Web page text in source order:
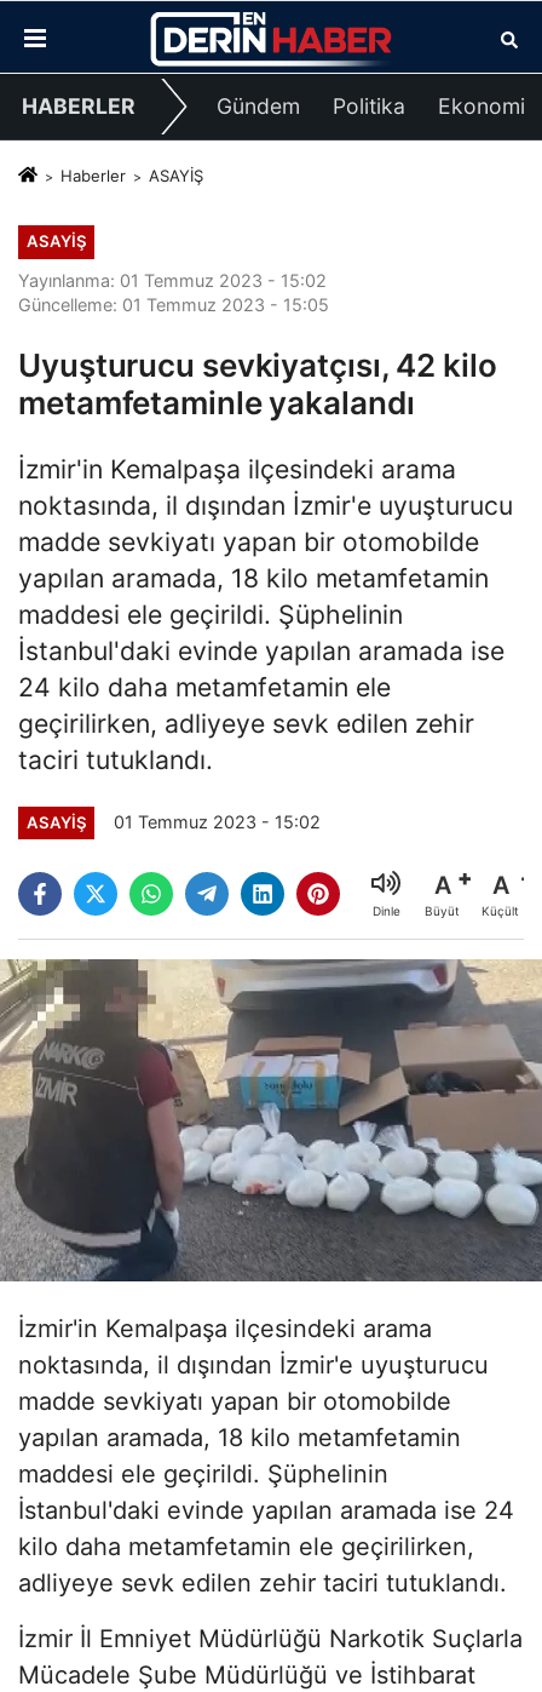
HABERLER Gündem Politika Ekonomi
Haberler ASAYİŞ
ASAYİŞ
Yayınlanma: 01 Temmuz 2023 - 15:02
Güncelleme: 01 Temmuz 2023 - 15:05
Uyuşturucu sevkiyatçısı, 42 kilo
metamfetaminle yakalandı
İzmir'in Kemalpaşa ilçesindeki arama
noktasında, il dışından İzmir'e uyuşturucu
madde sevkiyatı yapan bir otomobilde
yapılan aramada, 18 kilo metamfetamin
maddesi ele geçirildi. Şüphelinin
İstanbul'daki evinde yapılan aramada ise
24 kilo daha metamfetamin ele
geçirilirken, adliyeye sevk edilen zehir
taciri tutuklandı.
ASAYİŞ 01 Temmuz 2023 - 15:02
Dinle
A
Büyüt
A
Küçült
İzmir'in Kemalpaşa ilçesindeki arama
noktasında, il dışından İzmir'e uyuşturucu
madde sevkiyatı yapan bir otomobilde
yapılan aramada, 18 kilo metamfetamin
maddesi ele geçirildi. Şüphelinin
İstanbul'daki evinde yapılan aramada ise 24
kilo daha metamfetamin ele geçirilirken,
adliyeye sevk edilen zehir taciri tutuklandı.
İzmir İl Emniyet Müdürlüğü Narkotik Suçlarla
Mücadele Şube Müdürlüğü ve İstihbarat